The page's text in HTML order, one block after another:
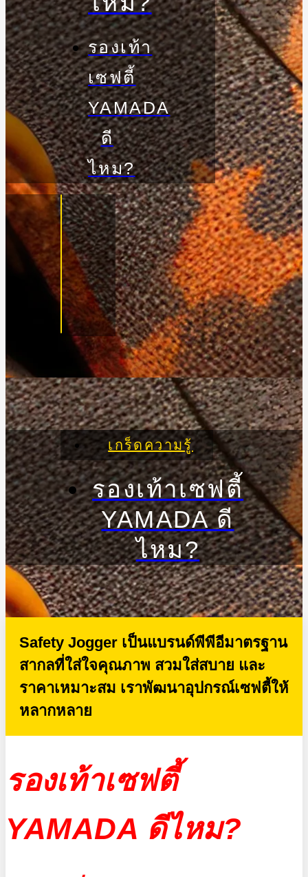
รองเท้า
เซฟตี้
YAMADA
ดี
ไหม?
เกร็ดความรู้
รองเท้าเซฟตี้
YAMADA ดี
ไหม?
Safety Jogger เป็นแบรนด์พีพีอีมาตรฐาน
สากลที่ใส่ใจคุณภาพ สวมใส่สบาย และ
ราคาเหมาะสม เราพัฒนาอุปกรณ์เซฟตี้ให้
หลากหลาย
รองเท้าเซฟตี้
YAMADA ดีไหม?